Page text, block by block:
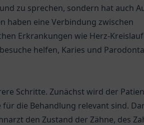
zu sprechen, sondern hat auch
haben eine Verbindung zwischen
Erkrankungen wie Herz-
helfen, Karies und
Schritte. Zunächst wird der
die Behandlung relevant sind.
den Zustand der Zähne, des